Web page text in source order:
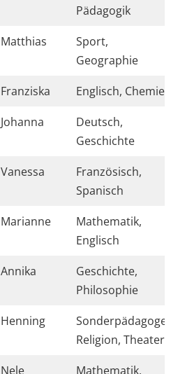
Pädagogik
Matthias
Sport,
Geographie
Franziska
Englisch, Chemie
Johanna
Deutsch,
Geschichte
Vanessa
Französisch,
Spanisch
Marianne
Mathematik,
Englisch
Annika
Geschichte,
Philosophie
Henning
Sonderpädagoge,
Religion, Theater
Nele Mathematik,